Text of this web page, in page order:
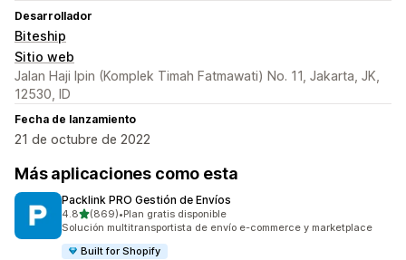
Desarrollador
Biteship
Sitio web
Jalan Haji Ipin (Komplek Timah Fatmawati) No. 11, Jakarta, JK,
12530, ID
Fecha de lanzamiento
21 de octubre de 2022
Más aplicaciones como esta
Packlink PRO Gestión de Envíos
4.8de 5 estrellas
(869)
869 reseñas en total
•Plan gratis disponible
Solución multitransportista de envío e-commerce y marketplace
Built for Shopify